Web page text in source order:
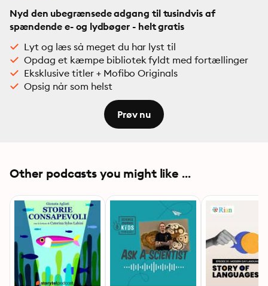
Nyd den ubegrænsede adgang til tusindvis af
spændende e- og lydbøger - helt gratis
Lyt og læs så meget du har lyst til
Opdag et kæmpe bibliotek fyldt med fortællinger
Eksklusive titler + Mofibo Originals
Opsig når som helst
Prøv nu
Other podcasts you might like ...